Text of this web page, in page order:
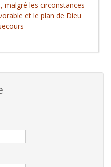
malgré les circonstances
et le plan de Dieu